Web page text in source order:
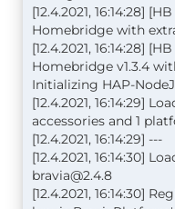
[12.4.2021, 16:14:28]
Homebridge with
[12.4.2021, 16:14:28]
Homebridge v1.3.4
Initializing HAP-
[12.4.2021, 16:14:29]
accessories and 1
[12.4.2021, 16:14:29] ---
[12.4.2021, 16:14:30]
bravia@2.4.8
[12.4.2021, 16:14:30]